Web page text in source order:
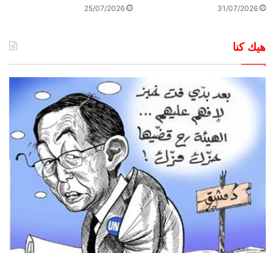
31/07/2026
25/07/2026
هيك كنا